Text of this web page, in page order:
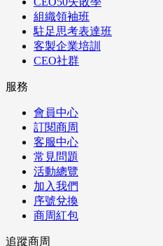
組織領袖班
駐足思考表達班
客製企業培訓
CEO社群
服務
會員中心
訂閱商周
客服中心
常見問題
活動總覽
加入我們
序號兌換
商周紅包
追蹤商周